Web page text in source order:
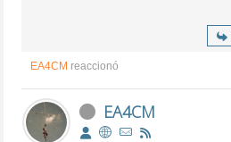
EA4CM reaccionó
EA4CM